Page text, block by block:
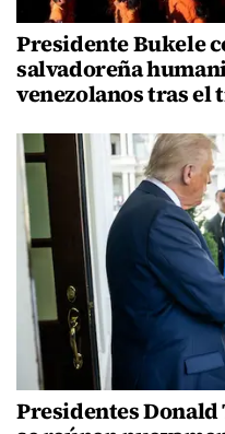
Presidente Bukele
salvadoreña
venezolanos tras
Presidentes